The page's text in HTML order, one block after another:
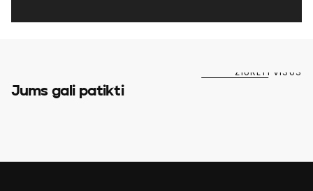
Jums gali patikti
ŽIŪRĖTI VISUS